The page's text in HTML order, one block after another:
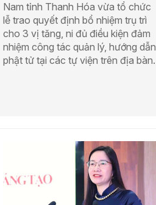
Nam tỉnh Thanh Hóa vừa tổ chức
lễ trao quyết định bổ nhiệm trụ trì
cho 3 vị tăng, ni đủ điều kiện đảm
nhiệm công tác quản lý, hướng dẫn
phật tử tại các tự viện trên địa bàn.